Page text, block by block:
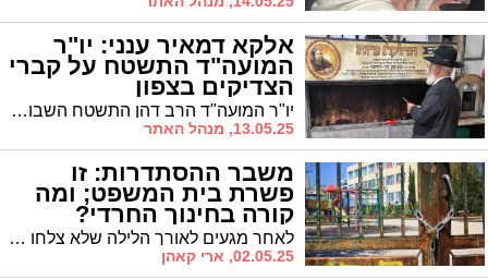
אלקא דמאיר ענני: יו"ר
המועה"ד התשטח על קברי
הצדיקים בצפון
יו"ר המועה"ד הרב דהן התשטח השבוע על קברי הצדיקים בטבריה ובמירון שם העתיר בתפילה לישועת הכלל
13.05.25, מנהל האתר
משבר ההסתדרות: זו
פשרת בית המשפט; ומה
קורה בחינוך החרדי?
לאחר מגעים לאורך הלילה שלא צלחו אפשר בית הדין לעבודה לקיים את השביתה במערכת החינוך הכללית עד 10 בבוקר. גני הילדים פועלים כרגיל. במוסדות החינוך החרדי הלימודים מתקיימים כרגיל
02.05.25, ארי קאהן